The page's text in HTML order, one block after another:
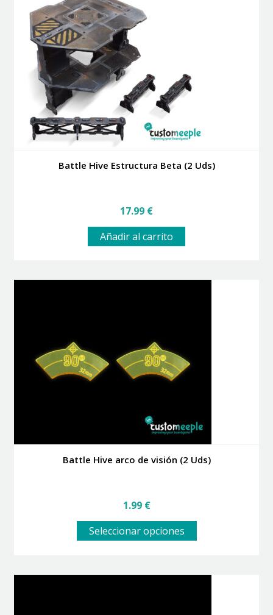
Battle Hive Estructura Beta (2 Uds)
17.99 €
Añadir al carrito
Battle Hive arco de visión (2 Uds)
1.99 €
Seleccionar opciones
producto
variantes.